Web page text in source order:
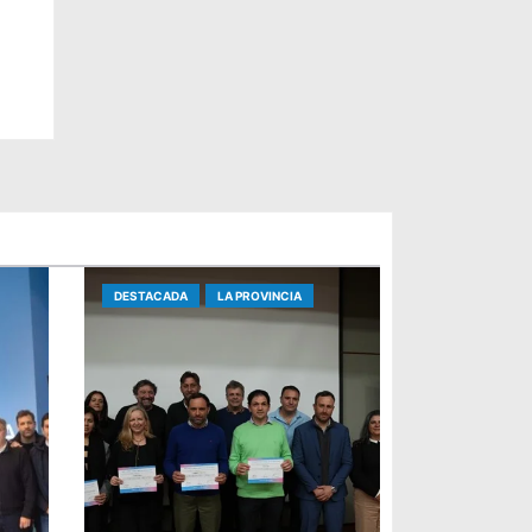
DESTACADA LA PROVINCIA